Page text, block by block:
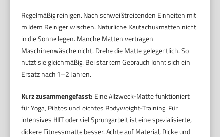
Regelmäßig reinigen. Nach schweißtreibenden Einheiten mit
mildem Reiniger wischen. Natürliche Kautschukmatten nicht
in die Sonne legen. Manche Matten vertragen
Maschinenwäsche nicht. Drehe die Matte gelegentlich. So
nutzt sie gleichmäßig. Bei starkem Gebrauch lohnt sich ein
Ersatz nach 1–2 Jahren.
Kurz zusammengefasst: Eine Allzweck-Matte funktioniert
für Yoga, Pilates und leichtes Bodyweight-Training. Für
intensives HIIT oder viel Sprungarbeit ist eine spezialisierte,
dickere Fitnessmatte besser. Achte auf Material, Dicke und